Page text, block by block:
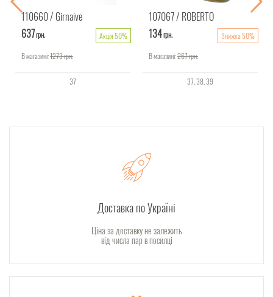
110660 Girnaive
637грн.
Акція 50%
В магазині:1273грн.
37
107067 ROBERTO
134грн.
Знижка 50%
В магазині:267грн.
37 38 39
Доставка по Україні
Ціна за доставку не залежить
від числа пар в посилці